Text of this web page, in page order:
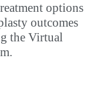
options
outcomes
the Virtual